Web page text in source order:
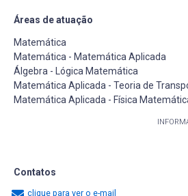
Áreas de atuação
Matemática
Matemática - Matemática Aplicada
Álgebra - Lógica Matemática
Matemática Aplicada - Teoria de
Matemática Aplicada - Física
Contatos
clique para ver o e-mail